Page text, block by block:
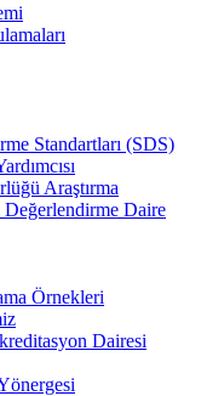
Standartları (SDS)
Araştırma
Daire
Örnekleri
Dairesi